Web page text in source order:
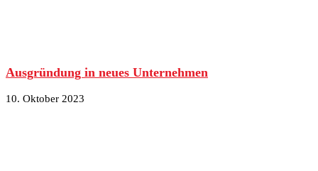
Ausgründung in neues Unternehmen
10. Oktober 2023